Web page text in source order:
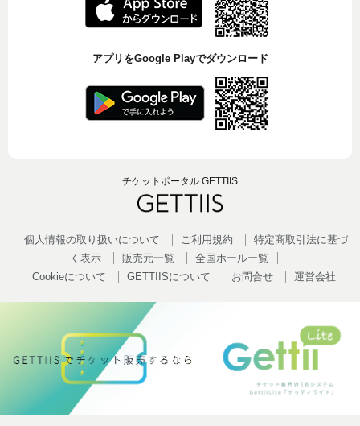
アプリをGoogle Playでダウンロード
チケットポータル GETTIIS
個人情報の取り扱いについて ご利用規約
特定商取引法に基づ
く表示
販売元一覧
全国ホールー覧
Cookieについて
GETTIISについて お問合せ 運営会社